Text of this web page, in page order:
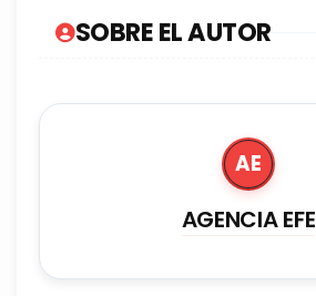
SOBRE EL AUTOR
AE
AGENCIA EFE